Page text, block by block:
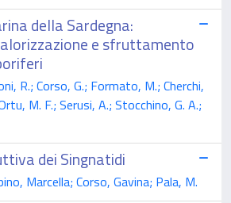
della Sardegna:
e sfruttamento
R.; Corso, G.; Formato, M.; Cherchi,
M. F.; Serusi, A.; Stocchino, G. A.;
dei Singnatidi
Marcella; Corso, Gavina; Pala, M.